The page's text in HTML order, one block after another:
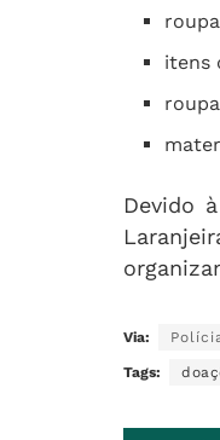
itens
Devido
Via:
Tags: